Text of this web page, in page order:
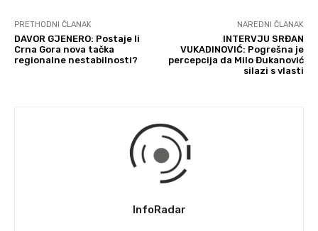
PRETHODNI ČLANAK
DAVOR GJENERO: Postaje li
Crna Gora nova tačka
regionalne nestabilnosti?
NAREDNI ČLANAK
INTERVJU SRĐAN
VUKADINOVIĆ: Pogrešna je
percepcija da Milo Đukanović
silazi s vlasti
InfoRadar